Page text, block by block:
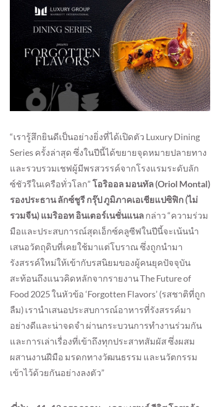
“เรารู้สึกยินดีเป็นอย่างยิ่งที่ได้เปิดตัว Luxury Dining
Series ครั้งล่าสุด ซึ่งในปีนี้ได้ขยายจุดหมายปลายทาง
และรวบรวมเชฟผู้มีพรสวรรค์จากโรงแรมระดับลัก
ซ์ชัวรีในเครือทั่วโลก”โอริออล มอนทัล(Oriol Montal)
รองประธาน ลักซ์ชูรี กรุ๊ป ภูมิภาคเอเชียแปซิฟิก (ไม่
รวมจีน) แมริออท อินเตอร์เนชั่นแนลกล่าว “ความร่วม
มือและประสบการณ์สุดเอ็กซ์คลูซีฟในปีนี้จะเน้นนำ
เสนอวัตถุดิบที่เคยใช้มาแต่โบราณ ซึ่งถูกนำมา
รังสรรค์ใหม่ให้เข้ากับรสนิยมของผู้คนยุคปัจจุบัน
สะท้อนถึงแนวคิดหลักจากรายงาน The Future of
Food 2025 ในหัวข้อ ‘Forgotten Flavors’ (รสชาติที่ถูก
ลืม) เรานำเสนอประสบการณ์อาหารที่รังสรรค์มา
อย่างดีและน่าจดจำ ผ่านกระบวนการทำงานร่วมกัน
และการเล่าเรื่องที่เข้าถึงทุกประสาทสัมผัส ซึ่งผสม
ผสานงานฝีมือ มรดกทางวัฒนธรรม และนวัตกรรม
เข้าไว้ด้วยกันอย่างลงตัว”